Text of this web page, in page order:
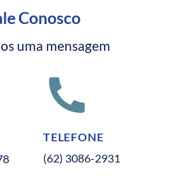
Conosco
uma mensagem
TELEFONE
(62) 3086-2931